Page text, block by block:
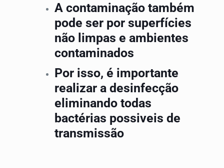
A contaminação também
pode ser por superfícies
não limpas e ambientes
contaminados
Por isso, é importante
realizar a desinfecção
eliminando todas
bactérias possiveis de
transmissão